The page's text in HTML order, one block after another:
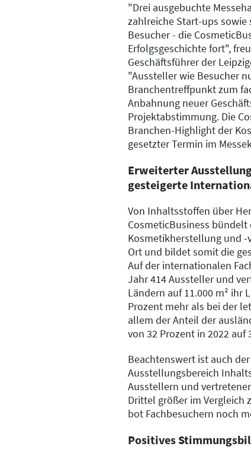
"Drei ausgebuchte
zahlreiche Start-ups
Besucher - die
Erfolgsgeschichte fort",
Geschäftsführer der
"Aussteller wie Besucher
Branchentreffpunkt zum
Anbahnung neuer
Projektabstimmung. Die
Branchen-Highlight der
gesetzter Termin im
Erweiterter
gesteigerte
Von Inhaltsstoffen über
CosmeticBusiness
Kosmetikherstellung und
Ort und bildet somit die
Auf der internationalen
Jahr 414 Aussteller und
Ländern auf 11.000 m² ihr
Prozent mehr als bei der
allem der Anteil der
von 32 Prozent in 2022 auf
Beachtenswert ist auch
Ausstellungsbereich
Ausstellern und
Drittel größer im Vergleich
bot Fachbesuchern noch
Positives